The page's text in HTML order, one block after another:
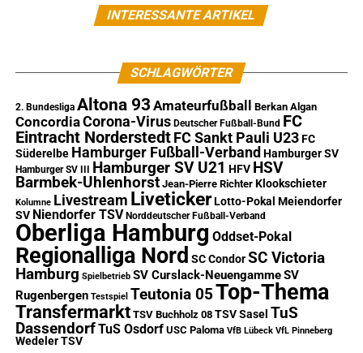
INTERESSANTE ARTIKEL
SCHLAGWÖRTER
2. Bundesliga Altona 93 Amateurfußball Berkan Algan
ConcordiaCorona-Virus Deutscher Fußball-Bund FC
Eintracht Norderstedt FC Sankt Pauli U23 FC
Süderelbe Hamburger Fußball-Verband Hamburger SV
Hamburger SV III Hamburger SV U21 HFV HSV
Barmbek-Uhlenhorst Jean-Pierre Richter Klookschieter
Kolumne Livestream Liveticker Lotto-Pokal Meiendorfer
SV Niendorfer TSV Norddeutscher Fußball-Verband
Oberliga Hamburg Oddset-Pokal
Regionalliga Nord SC Condor SC Victoria
Hamburg Spielbetrieb SV Curslack-NeuengammeSV
Rugenbergen Testspiel Teutonia 05Top-Thema
Transfermarkt TSV Buchholz 08 TSV Sasel TuS
DassendorfTuS Osdorf USC Paloma VfB Lübeck VfL Pinneberg
Wedeler TSV